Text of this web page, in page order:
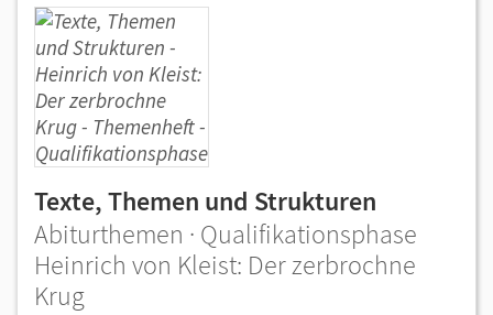
Texte, Themen und Strukturen
Abiturthemen · Qualifikationsphase
Heinrich von Kleist: Der zerbrochne
Krug